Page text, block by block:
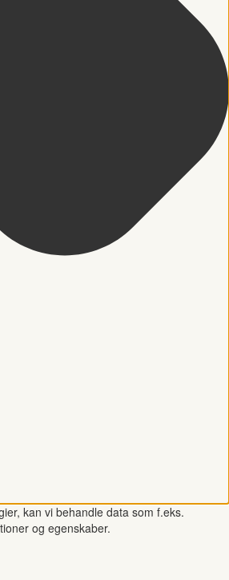
kan vi behandle data som f.eks.
og egenskaber.